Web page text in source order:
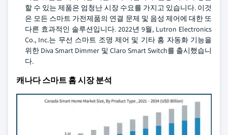
할 수 있는 제품은 엄청난 시장 수요를 가지고 있습니다. 이것
은 모든 스마트 가전제품의 연결 문제 및 음성 제어에 대한 또
다른 효과적인 솔루션입니다. 2022년 9월, Lutron Electronics
Co., Inc.는 무선 스마트 조명 제어 및 기타 홈 자동화 기능을
위한 Diva Smart Dimmer 및 Claro Smart Switch를 출시했습니
다.
캐나다 스마트 홈 시장 분석